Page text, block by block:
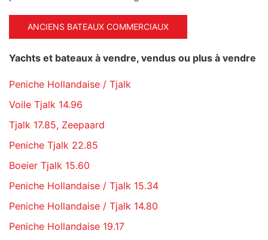
ANCIENS BATEAUX COMMERCIAUX
Yachts et bateaux à vendre, vendus ou plus à vendre
Peniche Hollandaise / Tjalk
Voile Tjalk 14.96
Tjalk 17.85, Zeepaard
Peniche Tjalk 22.85
Boeier Tjalk 15.60
Peniche Hollandaise / Tjalk 15.34
Peniche Hollandaise / Tjalk 14.80
Peniche Hollandaise 19.17